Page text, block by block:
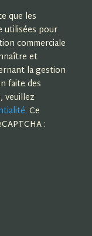
option art culinaire et
j’ai travaillé dans des
gastronomiques!
dans un
Aujourd’hui je partage
pour vous
faire
que les
utilisées pour
commerciale
et
la gestion
faite des
veuillez
Ce
: